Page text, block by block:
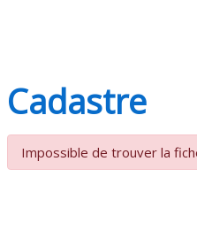
Cadastre
Impossible de trouver la